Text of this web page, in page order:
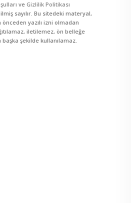
ve Gizlilik Politikası
sayılır. Bu sitedeki materyal,
önceden yazılı izni olmadan
iletilemez, ön belleğe
başka şekilde kullanılamaz.